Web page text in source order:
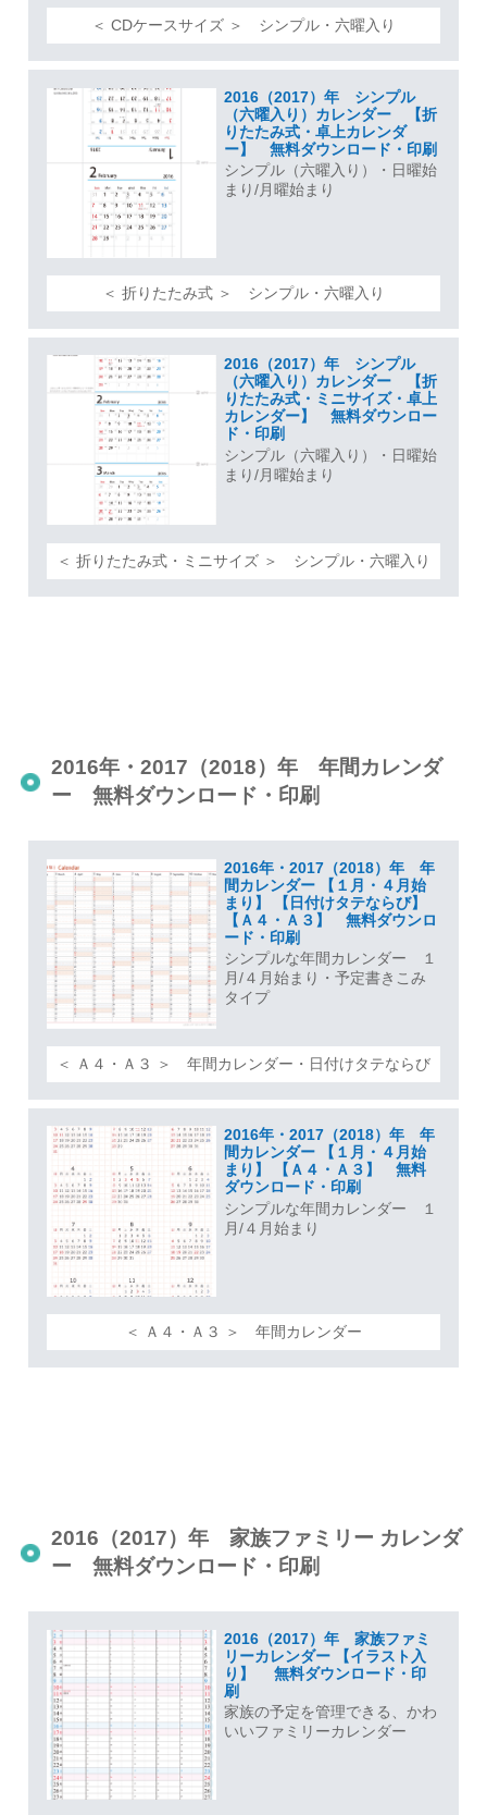
＜ CDケースサイズ ＞ シンプル・六曜入り
2016（2017）年 シンプル
（六曜入り）カレンダー 【折
りたたみ式・卓上カレンダ
ー】 無料ダウンロード・印刷
シンプル（六曜入り）・日曜始
まり/月曜始まり
＜ 折りたたみ式 ＞ シンプル・六曜入り
2016（2017）年 シンプル
（六曜入り）カレンダー 【折
りたたみ式・ミニサイズ・卓上
カレンダー】 無料ダウンロー
ド・印刷
シンプル（六曜入り）・日曜始
まり/月曜始まり
＜ 折りたたみ式・ミニサイズ ＞ シンプル・六曜入り
2016年・2017（2018）年 年間カレンダ
ー 無料ダウンロード・印刷
2016年・2017（2018）年 年
間カレンダー 【１月・４月始
まり】 【日付けタテならび】
【Ａ４・Ａ３】 無料ダウンロ
ード・印刷
シンプルな年間カレンダー １
月/４月始まり・予定書きこみ
タイプ
＜ Ａ４・Ａ３ ＞ 年間カレンダー・日付けタテならび
2016年・2017（2018）年 年
間カレンダー 【１月・４月始
まり】 【Ａ４・Ａ３】 無料
ダウンロード・印刷
シンプルな年間カレンダー １
月/４月始まり
＜ Ａ４・Ａ３ ＞ 年間カレンダー
2016（2017）年 家族ファミリー カレンダ
ー 無料ダウンロード・印刷
2016（2017）年 家族ファミ
リーカレンダー 【イラスト入
り】 無料ダウンロード・印
刷
家族の予定を管理できる、かわ
いいファミリーカレンダー